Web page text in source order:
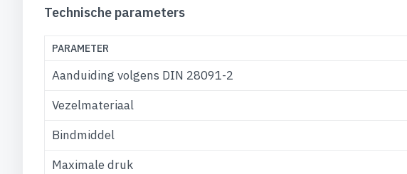
Technische parameters
PARAMETER
Aanduiding volgens DIN 28091-2
Vezelmateriaal
Bindmiddel
Maximale druk